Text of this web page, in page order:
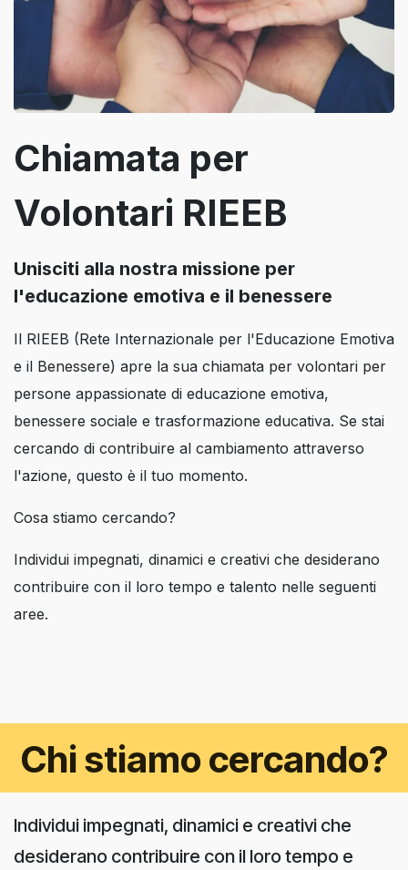
Chiamata per
Volontari RIEEB
Unisciti alla nostra missione per
l'educazione emotiva e il benessere
Il RIEEB (Rete Internazionale per l'Educazione Emotiva
e il Benessere) apre la sua chiamata per volontari per
persone appassionate di educazione emotiva,
benessere sociale e trasformazione educativa. Se stai
cercando di contribuire al cambiamento attraverso
l'azione, questo è il tuo momento.
Cosa stiamo cercando?
Individui impegnati, dinamici e creativi che desiderano
contribuire con il loro tempo e talento nelle seguenti
aree.
Chi stiamo cercando?
Individui impegnati, dinamici e creativi che
desiderano contribuire con il loro tempo e